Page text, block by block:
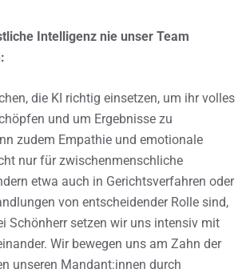
Intelligenz nie unser Team
die KI richtig einsetzen, um ihr volles
und um Ergebnisse zu
zudem Empathie und emotionale
nur für zwischenmenschliche
etwa auch in Gerichtsverfahren oder
von entscheidender Rolle sind,
Schönherr setzen wir uns intensiv mit
Wir bewegen uns am Zahn der
unseren Mandant:innen durch